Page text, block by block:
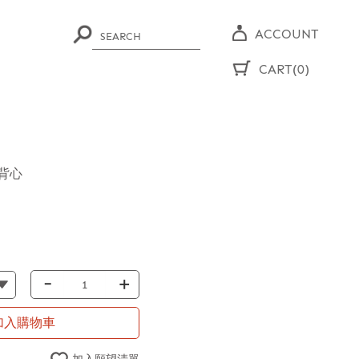
ACCOUNT
CART(0)
心
- +
入購物車